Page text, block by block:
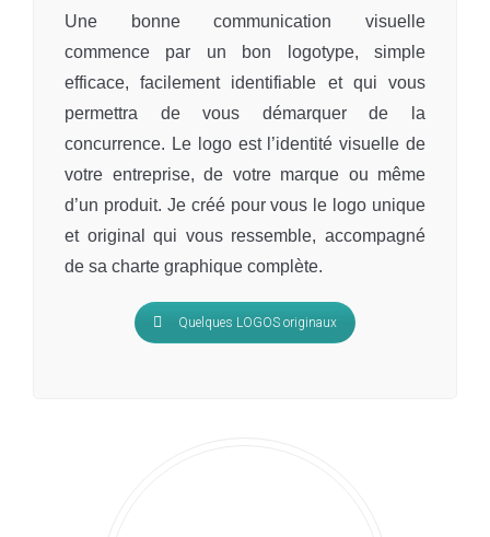
Une bonne communication visuelle
commence par un bon logotype, simple
efficace, facilement identifiable et qui vous
permettra de vous démarquer de la
concurrence. Le logo est l’identité visuelle de
votre entreprise, de votre marque ou même
d’un produit. Je créé pour vous le logo unique
et original qui vous ressemble, accompagné
de sa charte graphique complète.
Quelques LOGOS originaux